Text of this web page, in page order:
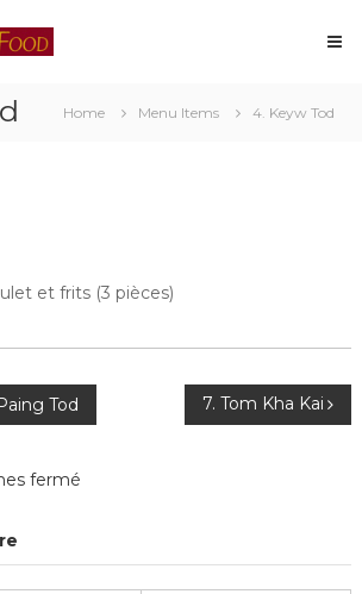
Home Menu Items 4. Keyw Tod
et frits (3 pièces)
Tod 7. Tom Kha Kai
fermé